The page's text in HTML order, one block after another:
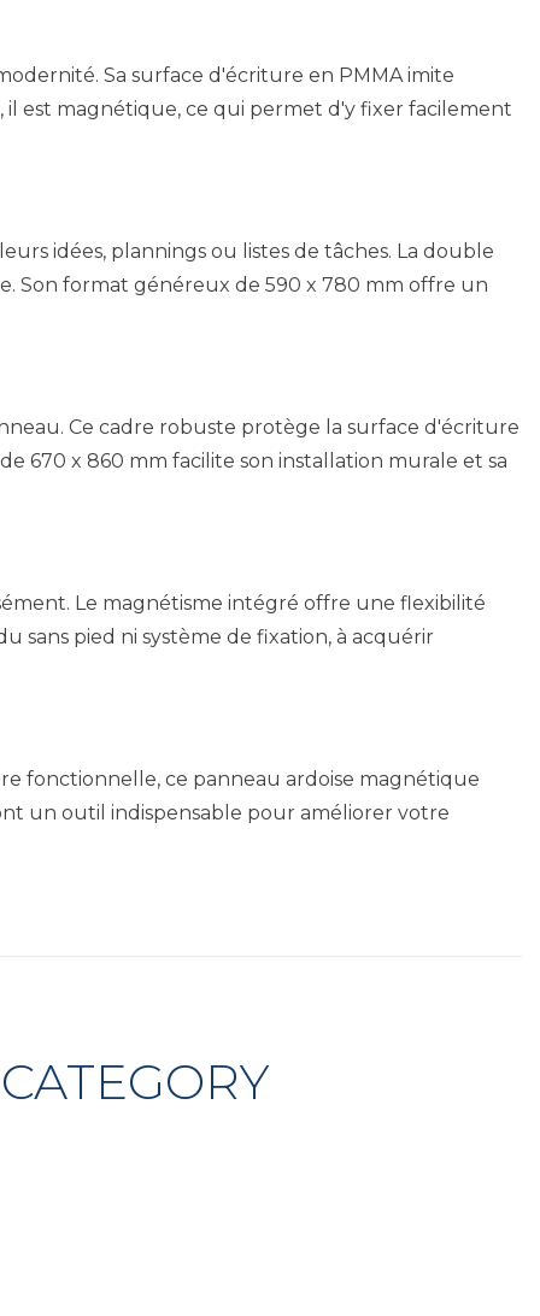
Sa surface d'écriture en PMMA imite
est magnétique, ce qui permet d'y fixer facilement
idées, plannings ou listes de tâches. La double
Son format généreux de 590 x 780 mm offre un
Ce cadre robuste protège la surface d'écriture
670 x 860 mm facilite son installation murale et sa
Le magnétisme intégré offre une flexibilité
sans pied ni système de fixation, à acquérir
fonctionnelle, ce panneau ardoise magnétique
un outil indispensable pour améliorer votre